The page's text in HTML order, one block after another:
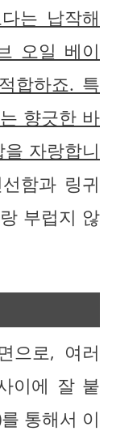
는 납작해
오일 베이
합하죠. 특
향긋한 바
자랑합니
함과 링귀
부럽지 않
으로, 여러
이에 잘 붙
통해서 이